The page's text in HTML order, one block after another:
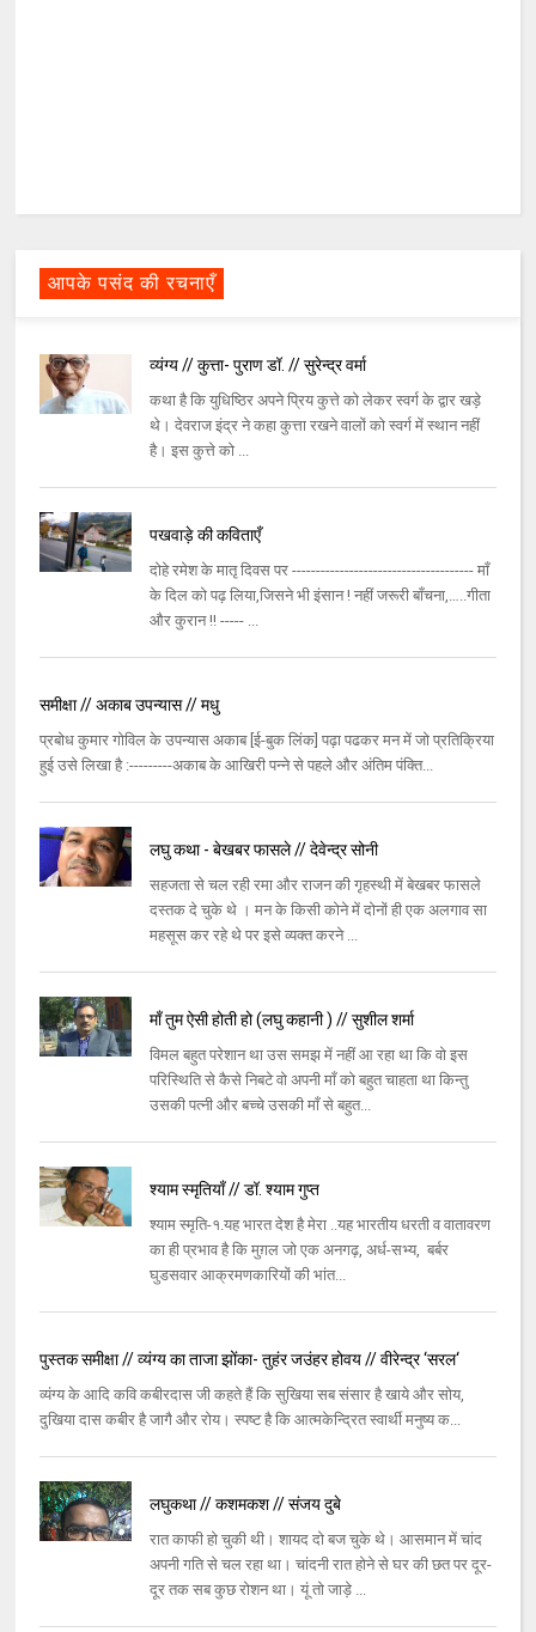
आपके पसंद की रचनाएँ
व्यंग्य // कुत्ता- पुराण डॉ. // सुरेन्द्र वर्मा
कथा है कि युधिष्ठिर अपने प्रिय कुत्ते को लेकर स्वर्ग के द्वार खड़े
थे। देवराज इंद्र ने कहा कुत्ता रखने वालों को स्वर्ग में स्थान नहीं
है। इस कुत्ते को ...
पखवाड़े की कविताएँ
दोहे रमेश के मातृ दिवस पर -------------------------------------- माँ
के दिल को पढ़ लिया,जिसने भी इंसान ! नहीं जरूरी बाँचना,…..गीता
और कुरान !! ----- ...
समीक्षा // अकाब उपन्यास // मधु
प्रबोध कुमार गोविल के उपन्यास अकाब [ई-बुक लिंक] पढ़ा पढकर मन में जो प्रतिक्रिया
हुई उसे लिखा है :---------अकाब के आखिरी पन्ने से पहले और अंतिम पंक्ति...
लघु कथा - बेखबर फासले // देवेन्द्र सोनी
सहजता से चल रही रमा और राजन की गृहस्थी में बेखबर फासले
दस्तक दे चुके थे । मन के किसी कोने में दोनों ही एक अलगाव सा
महसूस कर रहे थे पर इसे व्यक्त करने ...
माँ तुम ऐसी होती हो (लघु कहानी ) // सुशील शर्मा
विमल बहुत परेशान था उस समझ में नहीं आ रहा था कि वो इस
परिस्थिति से कैसे निबटे वो अपनी माँ को बहुत चाहता था किन्तु
उसकी पत्नी और बच्चे उसकी माँ से बहुत...
श्याम स्मृतियाँ // डॉ. श्याम गुप्त
श्याम स्मृति-१.यह भारत देश है मेरा ..यह भारतीय धरती व वातावरण
का ही प्रभाव है कि मुग़ल जो एक अनगढ़, अर्ध-सभ्य, बर्बर
घुडसवार आक्रमणकारियों की भांत...
पुस्तक समीक्षा // व्यंग्य का ताजा झोंका- तुहंर जउंहर होवय // वीरेन्द्र ‘सरल‘
व्यंग्य के आदि कवि कबीरदास जी कहते हैं कि सुखिया सब संसार है खाये और सोय,
दुखिया दास कबीर है जागै और रोय। स्पष्ट है कि आत्मकेन्द्रित स्वार्थी मनुष्य क...
लघुकथा // कशमकश // संजय दुबे
रात काफी हो चुकी थी। शायद दो बज चुके थे। आसमान में चांद
अपनी गति से चल रहा था। चांदनी रात होने से घर की छत पर दूर-
दूर तक सब कुछ रोशन था। यूं तो जाड़े ...